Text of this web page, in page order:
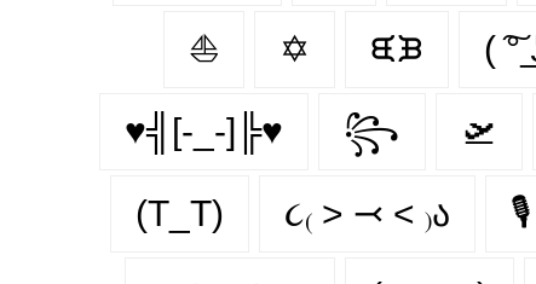
⛵ ✡ ᙙᙖ ( ͠°
♥╣[-_-]╠♥ ꧂ 🛫
(T_T) ૮₍ ˃ ⤙ ˂ ₎ა 🎙